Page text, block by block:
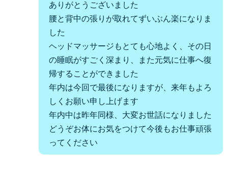
ありがとうございました
腰と背中の張りが取れてずいぶん楽になりま
した
ヘッドマッサージもとても心地よく、その日
の睡眠がすごく深まり、また元気に仕事へ復
帰することができました
年内は今回で最後になりますが、来年もよろ
しくお願い申し上げます
年内中は昨年同様、大変お世話になりました
どうぞお体にお気をつけて今後もお仕事頑張
ってください